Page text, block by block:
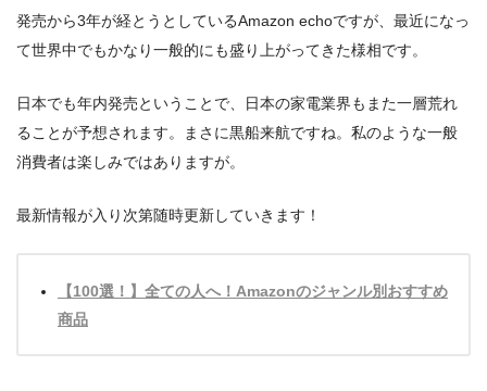
発売から3年が経とうとしているAmazon echoですが、最近になっ
て世界中でもかなり一般的にも盛り上がってきた様相です。
日本でも年内発売ということで、日本の家電業界もまた一層荒れ
ることが予想されます。まさに黒船来航ですね。私のような一般
消費者は楽しみではありますが。
最新情報が入り次第随時更新していきます！
【100選！】全ての人へ！Amazonのジャンル別おすすめ
商品